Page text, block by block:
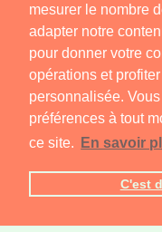
mesurer le nombre
adapter notre
pour donner votre
opérations et
personnalisée.
préférences à tout
ce site.
En savoir
C'est
Tous droits